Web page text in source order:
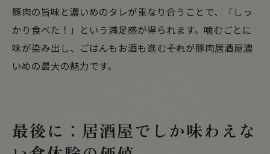
豚肉の旨味と濃いめのタレが重なり合うことで、「しっ
かり食べた！」という満足感が得られます。噛むごとに
味が染み出し、ごはんもお酒も進む――それが豚肉居酒屋濃
いめの最大の魅力です。
最後に：居酒屋でしか味わえな